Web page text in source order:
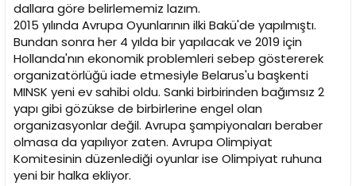
dallara göre belirlememiz lazım.
2015 yılında Avrupa Oyunlarının ilki Bakü'de yapılmıştı.
Bundan sonra her 4 yılda bir yapılacak ve 2019 için
Hollanda'nın ekonomik problemleri sebep göstererek
organizatörlüğü iade etmesiyle Belarus'u başkenti
MINSK yeni ev sahibi oldu. Sanki birbirinden bağımsız 2
yapı gibi gözükse de birbirlerine engel olan
organizasyonlar değil. Avrupa şampiyonaları beraber
olmasa da yapılıyor zaten. Avrupa Olimpiyat
Komitesinin düzenlediği oyunlar ise Olimpiyat ruhuna
yeni bir halka ekliyor.